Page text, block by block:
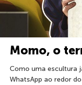
Momo, o
Como uma escultura
WhatsApp ao redor